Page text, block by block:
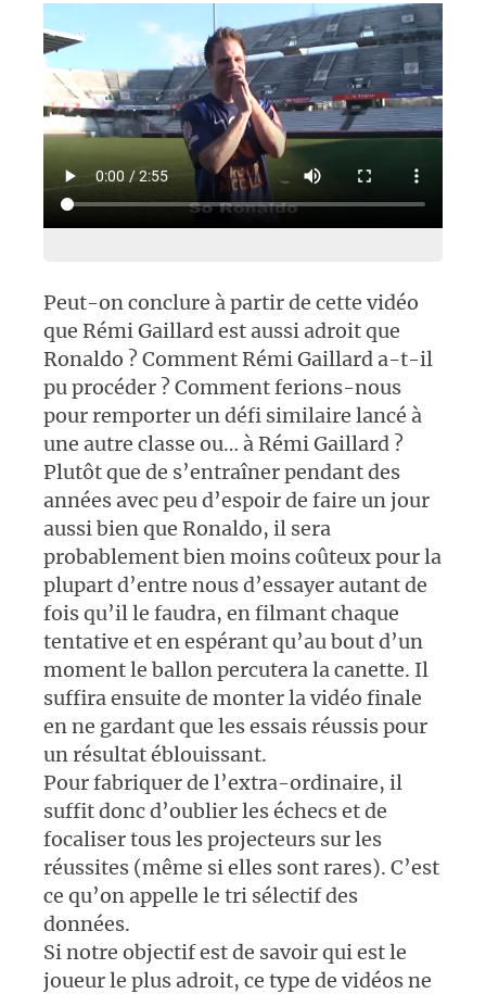
Peut-on conclure à partir de cette vidéo
que Rémi Gaillard est aussi adroit que
Ronaldo ? Comment Rémi Gaillard a-t-il
pu procéder ? Comment ferions-nous
pour remporter un défi similaire lancé à
une autre classe ou… à Rémi Gaillard ?
Plutôt que de s’entraîner pendant des
années avec peu d’espoir de faire un jour
aussi bien que Ronaldo, il sera
probablement bien moins coûteux pour la
plupart d’entre nous d’essayer autant de
fois qu’il le faudra, en filmant chaque
tentative et en espérant qu’au bout d’un
moment le ballon percutera la canette. Il
suffira ensuite de monter la vidéo finale
en ne gardant que les essais réussis pour
un résultat éblouissant.
Pour fabriquer de l’extra-ordinaire, il
suffit donc d’oublier les échecs et de
focaliser tous les projecteurs sur les
réussites (même si elles sont rares). C’est
ce qu’on appelle le tri sélectif des
données.
Si notre objectif est de savoir qui est le
joueur le plus adroit, ce type de vidéos ne